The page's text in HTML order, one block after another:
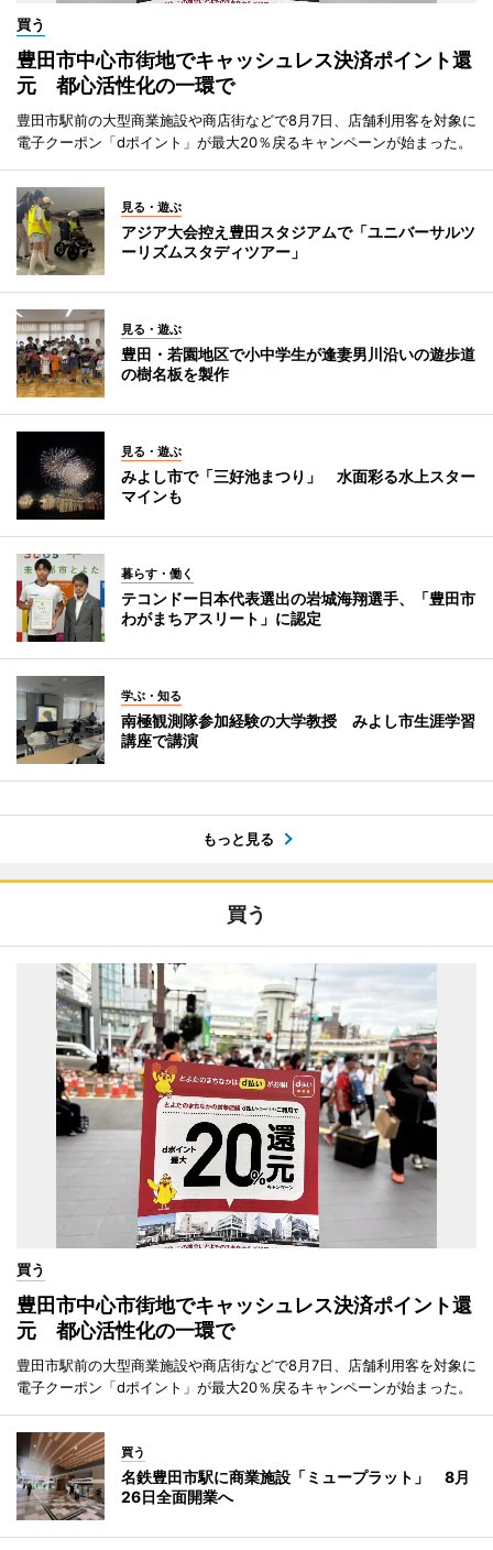
買う
豊田市中心市街地でキャッシュレス決済ポイント還
元 都心活性化の一環で
豊田市駅前の大型商業施設や商店街などで8月7日、店舗利用客を対象に
電子クーポン「dポイント」が最大20％戻るキャンペーンが始まった。
見る・遊ぶ
アジア大会控え豊田スタジアムで「ユニバーサルツ
ーリズムスタディツアー」
見る・遊ぶ
豊田・若園地区で小中学生が逢妻男川沿いの遊歩道
の樹名板を製作
見る・遊ぶ
みよし市で「三好池まつり」 水面彩る水上スター
マインも
暮らす・働く
テコンドー日本代表選出の岩城海翔選手、「豊田市
わがまちアスリート」に認定
学ぶ・知る
南極観測隊参加経験の大学教授 みよし市生涯学習
講座で講演
もっと見る
買う
買う
豊田市中心市街地でキャッシュレス決済ポイント還
元 都心活性化の一環で
豊田市駅前の大型商業施設や商店街などで8月7日、店舗利用客を対象に
電子クーポン「dポイント」が最大20％戻るキャンペーンが始まった。
買う
名鉄豊田市駅に商業施設「ミュープラット」 8月
26日全面開業へ